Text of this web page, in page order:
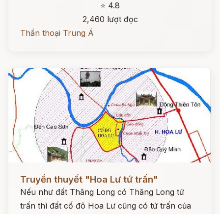
⭐ 4.8
2,460 lượt đọc
Thần thoại Trung Á
Đọc ngay
Truyền thuyết "Hoa Lư tứ trấn"
Nếu như đất Thăng Long có Thăng Long tứ
trấn thì đất cố đô Hoa Lư cũng có tứ trấn của